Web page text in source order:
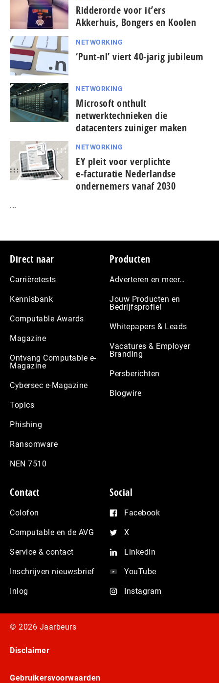
Ridderorde voor it’ers
Akkerhuis, Bongers en Koolen
NETWORKING
‘Punt-nl’ viert 40-jarig jubileum
NETWORKING
Microsoft onthult
netwerktechnieken die
datacenters zuiniger maken
NETWORKING
EY pleit voor verplichte
e‑facturatie Nederlandse
ondernemers vanaf 2030
...
Footer
Direct naar
Carrièretests
Kennisbank
Computable Awards
Magazine
Ontvang Computable e-
Magazine
Cybersec e-Magazine
Topics
Phishing
Ransomware
NEN 7510
Producten
Adverteren en meer…
Jouw Producten en
Bedrijfsprofiel
Whitepapers & Leads
Vacatures & Employer
Branding
Persberichten
Blogwire
Contact
Colofon
Computable en de AVG
Service & contact
Inschrijven nieuwsbrief
Inlog
Social
Facebook
X
LinkedIn
YouTube
Instagram
© 2026 Jaarbeurs
Disclaimer
Gebruikersvoorwaarden